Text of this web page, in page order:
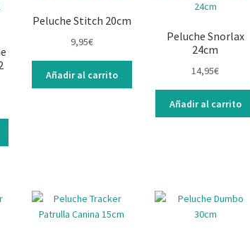
Peluche Stitch 20cm
9,95€
Añadir al carrito
Peluche Snorlax
24cm
14,95€
Añadir al carrito